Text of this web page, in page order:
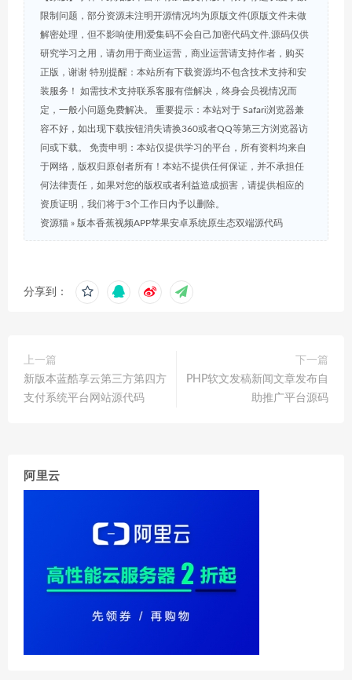
限制问题，部分资源未注明开源情况均为原版文件(原版文件未做
解密处理，但不影响使用)爱集码不会自己加密代码文件,源码仅供
研究学习之用，请勿用于商业运营，商业运营请支持作者，购买
正版，谢谢 特别提醒：本站所有下载资源均不包含技术支持和安
装服务！ 如需技术支持联系客服有偿解决，终身会员视情况而
定，一般小问题免费解决。 重要提示：本站对于 Safari浏览器兼
容不好，如出现下载按钮消失请换360或者QQ等第三方浏览器访
问或下载。 免责申明：本站仅提供学习的平台，所有资料均来自
于网络，版权归原创者所有！本站不提供任何保证，并不承担任
何法律责任，如果对您的版权或者利益造成损害，请提供相应的
资质证明，我们将于3个工作日内予以删除。
资源猫 » 版本香蕉视频APP苹果安卓系统原生态双端源代码
分享到：
上一篇
新版本蓝酷享云第三方第四方
支付系统平台网站源代码
下一篇
PHP软文发稿新闻文章发布自
助推广平台源码
阿里云